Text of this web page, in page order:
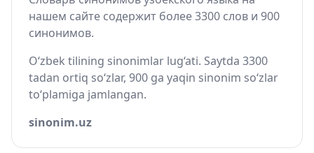
нашем сайте содержит более 3300 слов и 900
синонимов.
O‘zbek tilining sinonimlar lug‘ati. Saytda 3300
tadan ortiq so‘zlar, 900 ga yaqin sinonim so‘zlar
to‘plamiga jamlangan.
sinonim.uz